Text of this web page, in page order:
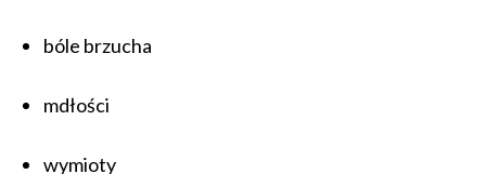
bóle brzucha
mdłości
wymioty